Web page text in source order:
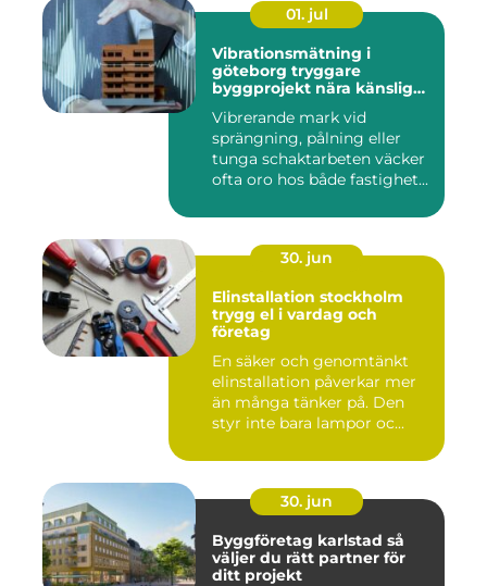
01. jul
Vibrationsmätning i
göteborg tryggare
byggprojekt nära känsliga
Vibrerande mark vid
sprängning, pålning eller
tunga schaktarbeten väcker
ofta oro hos både fastighet...
30. jun
Elinstallation stockholm
trygg el i vardag och
företag
En säker och genomtänkt
elinstallation påverkar mer
än många tänker på. Den
styr inte bara lampor oc...
30. jun
Byggföretag karlstad så
väljer du rätt partner för
ditt projekt